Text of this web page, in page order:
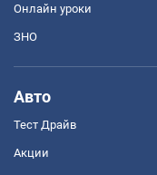
Онлайн уроки
ЗНО
Авто
Тест Драйв
Акции